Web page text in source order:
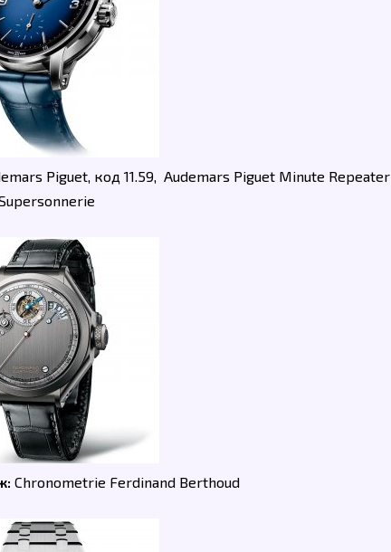
Piguet, код 11.59, Audemars Piguet Minute Repeater
Chronometrie Ferdinand Berthoud